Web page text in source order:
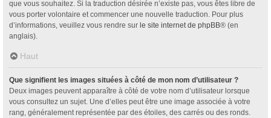
que vous souhaitez. Si la traduction désirée n’existe pas, vous êtes libre de
vous porter volontaire et commencer une nouvelle traduction. Pour plus
d’informations, veuillez vous rendre sur le site internet de phpBB® (en
anglais).
Haut
Que signifient les images situées à côté de mon nom d’utilisateur ?
Deux images peuvent apparaître à côté de votre nom d’utilisateur lorsque
vous consultez un sujet. Une d’elles peut être une image associée à votre
rang, généralement représentée par des étoiles, des carrés ou des ronds.